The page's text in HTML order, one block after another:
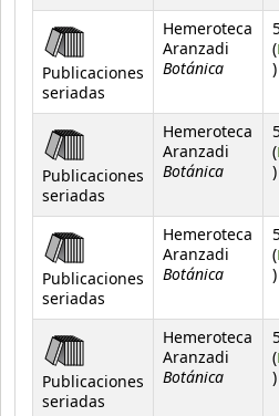
Publicaciones
seriadas
Hemeroteca
Aranzadi
Botánica
(
)
Publicaciones
seriadas
Hemeroteca
Aranzadi
Botánica
(
)
Publicaciones
seriadas
Hemeroteca
Aranzadi
Botánica
(
)
Publicaciones
seriadas
Hemeroteca
Aranzadi
Botánica
(
)